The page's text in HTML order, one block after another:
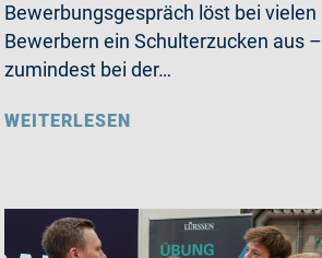
Bewerbungsgespräch löst bei vielen
Bewerbern ein Schulterzucken aus –
zumindest bei der…
WEITERLESEN